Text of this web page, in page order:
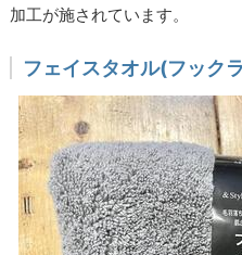
加工が施されています。
フェイスタオル(フック